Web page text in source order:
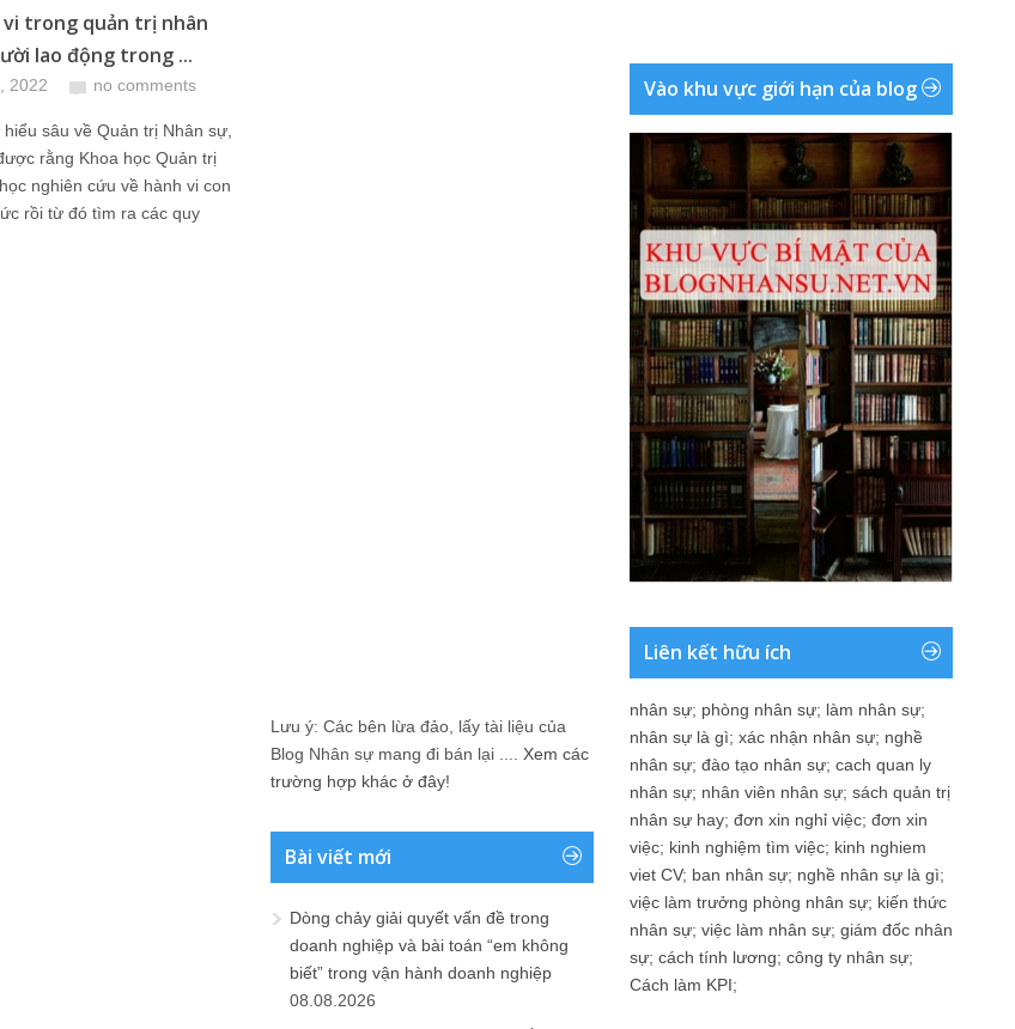
vi trong quản trị nhân
lao động trong ...
2022 no comments
sâu về Quản trị Nhân sự,
rằng Khoa học Quản trị
nghiên cứu về hành vi con
rồi từ đó tìm ra các quy
Lưu ý: Các bên lừa đảo, lấy tài liệu của
Blog Nhân sự mang đi bán lại .... Xem các
trường hợp khác ở đây!
Bài viết mới
Dòng chảy giải quyết vấn đề trong
doanh nghiệp và bài toán “em không
biết” trong vận hành doanh nghiệp
08.08.2026
Vào khu vực giới hạn của blog
Liên kết hữu ích
nhân sự; phòng nhân sự; làm nhân sự;
nhân sự là gì; xác nhận nhân sự; nghề
nhân sự; đào tạo nhân sự; cach quan ly
nhân sự; nhân viên nhân sự; sách quản trị
nhân sự hay; đơn xin nghỉ việc; đơn xin
việc; kinh nghiệm tìm việc; kinh nghiem
viet CV; ban nhân sự; nghề nhân sự là gì;
việc làm trưởng phòng nhân sự; kiến thức
nhân sự; việc làm nhân sự; giám đốc nhân
sự; cách tính lương; công ty nhân sự;
Cách làm KPI;